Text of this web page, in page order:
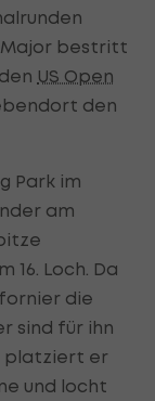
Major bestritt
US Open
den
Park im
am
16. Loch. Da
die
sind für ihn
platziert er
und locht